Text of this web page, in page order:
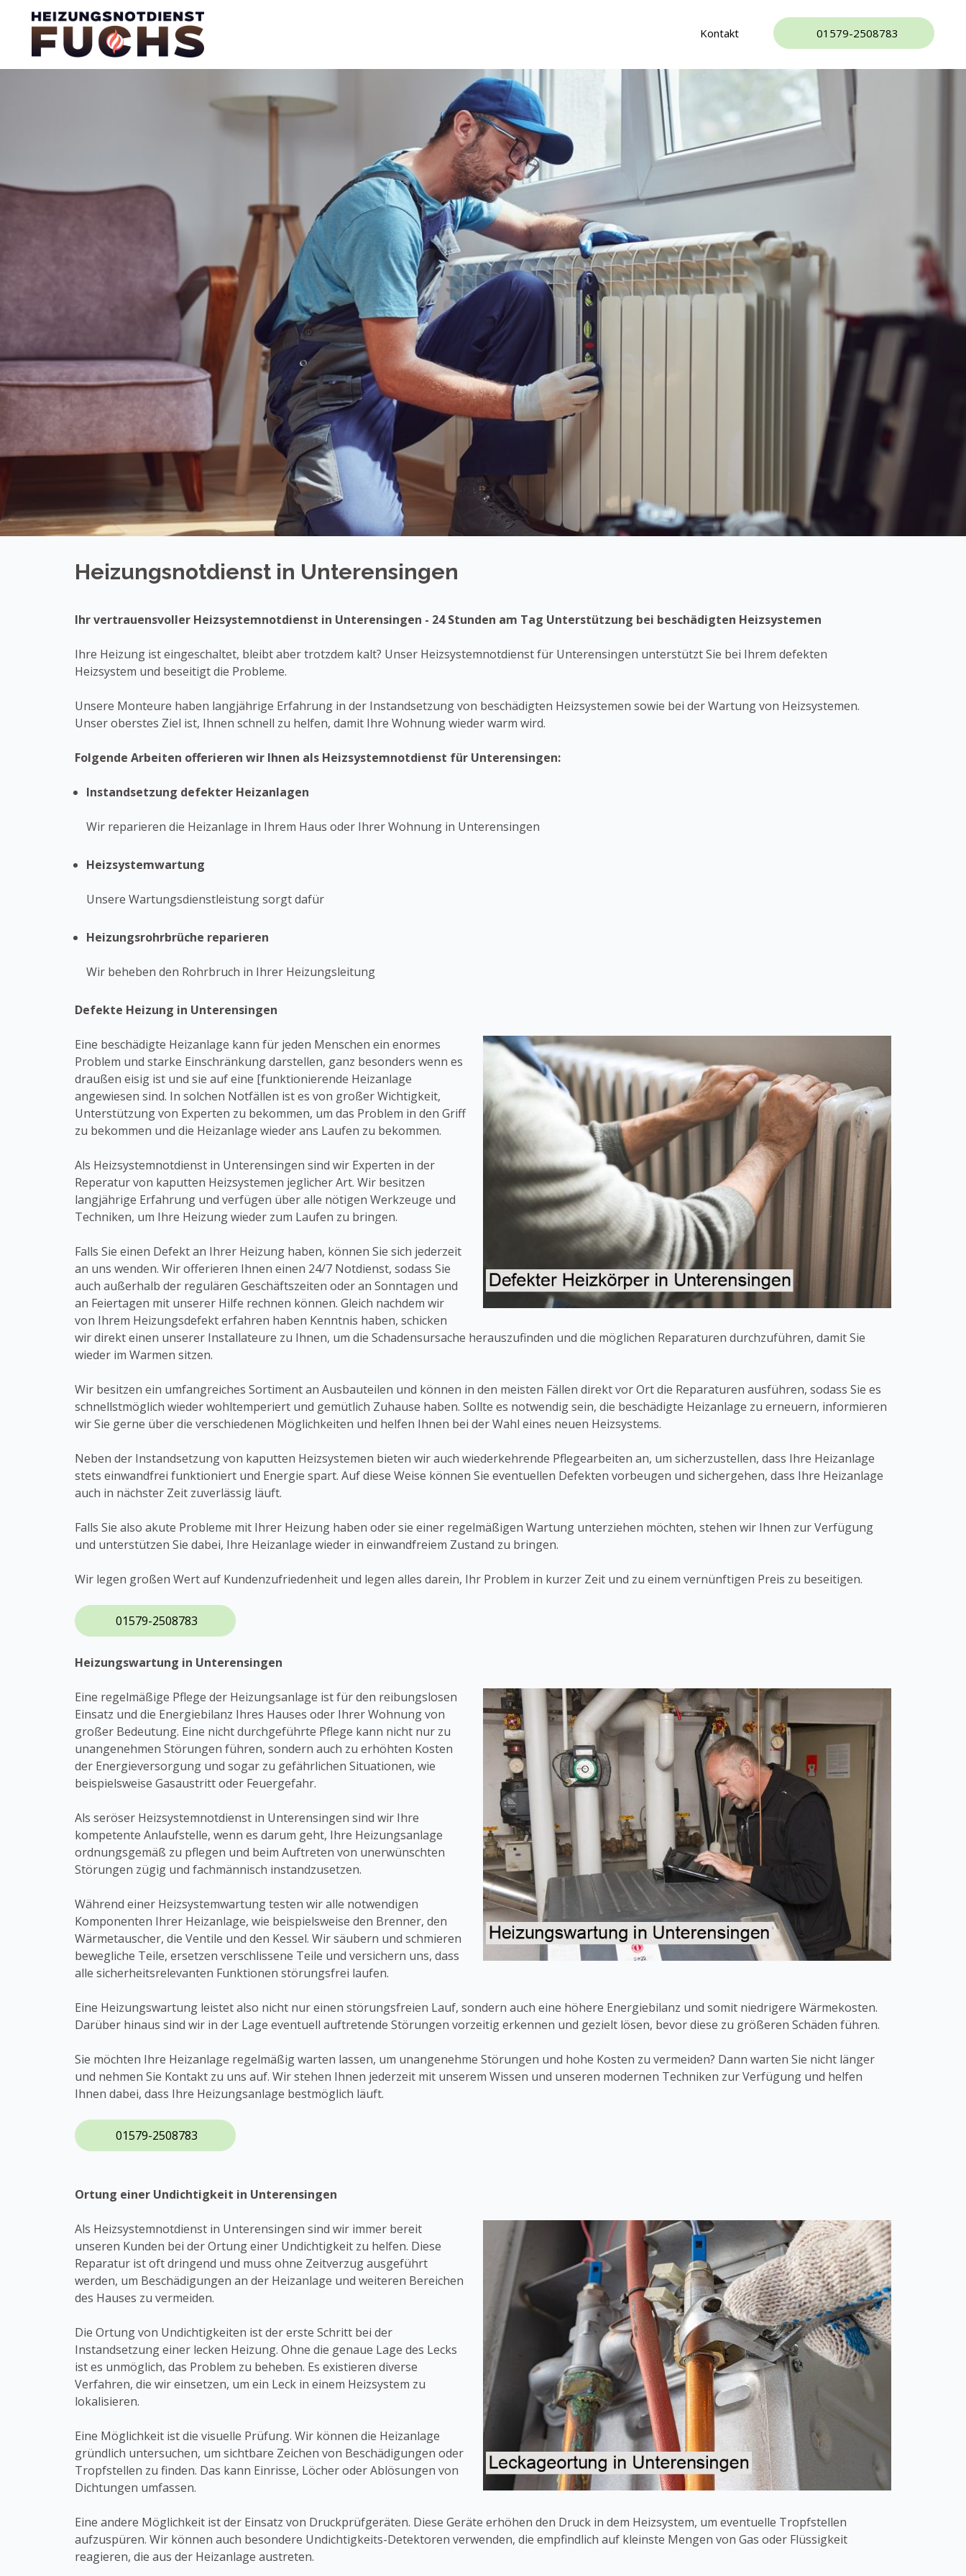
Kontakt 01579-2508783
Heizungsnotdienst in Unterensingen
Ihr vertrauensvoller Heizsystemnotdienst in Unterensingen - 24 Stunden am Tag Unterstützung bei beschädigten Heizsystemen
Ihre Heizung ist eingeschaltet, bleibt aber trotzdem kalt? Unser Heizsystemnotdienst für Unterensingen unterstützt Sie bei Ihrem defekten
Heizsystem und beseitigt die Probleme.
Unsere Monteure haben langjährige Erfahrung in der Instandsetzung von beschädigten Heizsystemen sowie bei der Wartung von Heizsystemen.
Unser oberstes Ziel ist, Ihnen schnell zu helfen, damit Ihre Wohnung wieder warm wird.
Folgende Arbeiten offerieren wir Ihnen als Heizsystemnotdienst für Unterensingen:
Instandsetzung defekter Heizanlagen
Wir reparieren die Heizanlage in Ihrem Haus oder Ihrer Wohnung in Unterensingen
Heizsystemwartung
Unsere Wartungsdienstleistung sorgt dafür
Heizungsrohrbrüche reparieren
Wir beheben den Rohrbruch in Ihrer Heizungsleitung
Defekte Heizung in Unterensingen
Eine beschädigte Heizanlage kann für jeden Menschen ein enormes
Problem und starke Einschränkung darstellen, ganz besonders wenn es
draußen eisig ist und sie auf eine [funktionierende Heizanlage
angewiesen sind. In solchen Notfällen ist es von großer Wichtigkeit,
Unterstützung von Experten zu bekommen, um das Problem in den Griff
zu bekommen und die Heizanlage wieder ans Laufen zu bekommen.
Als Heizsystemnotdienst in Unterensingen sind wir Experten in der
Reperatur von kaputten Heizsystemen jeglicher Art. Wir besitzen
langjährige Erfahrung und verfügen über alle nötigen Werkzeuge und
Techniken, um Ihre Heizung wieder zum Laufen zu bringen.
Falls Sie einen Defekt an Ihrer Heizung haben, können Sie sich jederzeit
an uns wenden. Wir offerieren Ihnen einen 24/7 Notdienst, sodass Sie
auch außerhalb der regulären Geschäftszeiten oder an Sonntagen und
an Feiertagen mit unserer Hilfe rechnen können. Gleich nachdem wir
von Ihrem Heizungsdefekt erfahren haben Kenntnis haben, schicken
wir direkt einen unserer Installateure zu Ihnen, um die Schadensursache herauszufinden und die möglichen Reparaturen durchzuführen, damit Sie
wieder im Warmen sitzen.
Wir besitzen ein umfangreiches Sortiment an Ausbauteilen und können in den meisten Fällen direkt vor Ort die Reparaturen ausführen, sodass Sie es
schnellstmöglich wieder wohltemperiert und gemütlich Zuhause haben. Sollte es notwendig sein, die beschädigte Heizanlage zu erneuern, informieren
wir Sie gerne über die verschiedenen Möglichkeiten und helfen Ihnen bei der Wahl eines neuen Heizsystems.
Neben der Instandsetzung von kaputten Heizsystemen bieten wir auch wiederkehrende Pflegearbeiten an, um sicherzustellen, dass Ihre Heizanlage
stets einwandfrei funktioniert und Energie spart. Auf diese Weise können Sie eventuellen Defekten vorbeugen und sichergehen, dass Ihre Heizanlage
auch in nächster Zeit zuverlässig läuft.
Falls Sie also akute Probleme mit Ihrer Heizung haben oder sie einer regelmäßigen Wartung unterziehen möchten, stehen wir Ihnen zur Verfügung
und unterstützen Sie dabei, Ihre Heizanlage wieder in einwandfreiem Zustand zu bringen.
Wir legen großen Wert auf Kundenzufriedenheit und legen alles darein, Ihr Problem in kurzer Zeit und zu einem vernünftigen Preis zu beseitigen.
01579-2508783
Heizungswartung in Unterensingen
Eine regelmäßige Pflege der Heizungsanlage ist für den reibungslosen
Einsatz und die Energiebilanz Ihres Hauses oder Ihrer Wohnung von
großer Bedeutung. Eine nicht durchgeführte Pflege kann nicht nur zu
unangenehmen Störungen führen, sondern auch zu erhöhten Kosten
der Energieversorgung und sogar zu gefährlichen Situationen, wie
beispielsweise Gasaustritt oder Feuergefahr.
Als seröser Heizsystemnotdienst in Unterensingen sind wir Ihre
kompetente Anlaufstelle, wenn es darum geht, Ihre Heizungsanlage
ordnungsgemäß zu pflegen und beim Auftreten von unerwünschten
Störungen zügig und fachmännisch instandzusetzen.
Während einer Heizsystemwartung testen wir alle notwendigen
Komponenten Ihrer Heizanlage, wie beispielsweise den Brenner, den
Wärmetauscher, die Ventile und den Kessel. Wir säubern und schmieren
bewegliche Teile, ersetzen verschlissene Teile und versichern uns, dass
alle sicherheitsrelevanten Funktionen störungsfrei laufen.
Eine Heizungswartung leistet also nicht nur einen störungsfreien Lauf, sondern auch eine höhere Energiebilanz und somit niedrigere Wärmekosten.
Darüber hinaus sind wir in der Lage eventuell auftretende Störungen vorzeitig erkennen und gezielt lösen, bevor diese zu größeren Schäden führen.
Sie möchten Ihre Heizanlage regelmäßig warten lassen, um unangenehme Störungen und hohe Kosten zu vermeiden? Dann warten Sie nicht länger
und nehmen Sie Kontakt zu uns auf. Wir stehen Ihnen jederzeit mit unserem Wissen und unseren modernen Techniken zur Verfügung und helfen
Ihnen dabei, dass Ihre Heizungsanlage bestmöglich läuft.
01579-2508783
Ortung einer Undichtigkeit in Unterensingen
Als Heizsystemnotdienst in Unterensingen sind wir immer bereit
unseren Kunden bei der Ortung einer Undichtigkeit zu helfen. Diese
Reparatur ist oft dringend und muss ohne Zeitverzug ausgeführt
werden, um Beschädigungen an der Heizanlage und weiteren Bereichen
des Hauses zu vermeiden.
Die Ortung von Undichtigkeiten ist der erste Schritt bei der
Instandsetzung einer lecken Heizung. Ohne die genaue Lage des Lecks
ist es unmöglich, das Problem zu beheben. Es existieren diverse
Verfahren, die wir einsetzen, um ein Leck in einem Heizsystem zu
lokalisieren.
Eine Möglichkeit ist die visuelle Prüfung. Wir können die Heizanlage
gründlich untersuchen, um sichtbare Zeichen von Beschädigungen oder
Tropfstellen zu finden. Das kann Einrisse, Löcher oder Ablösungen von
Dichtungen umfassen.
Eine andere Möglichkeit ist der Einsatz von Druckprüfgeräten. Diese Geräte erhöhen den Druck in dem Heizsystem, um eventuelle Tropfstellen
aufzuspüren. Wir können auch besondere Undichtigkeits-Detektoren verwenden, die empfindlich auf kleinste Mengen von Gas oder Flüssigkeit
reagieren, die aus der Heizanlage austreten.